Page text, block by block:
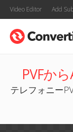
Video Editor Add
PVFか
テレフォニー